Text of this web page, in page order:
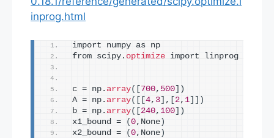
inprog.html
import numpy as np
from scipy. optimize import linprog
c = np. array([700, 500])
A = np. array([[4, 3] , [2, 1]])
b = np. array([240, 100])
x1_bound =
(0,None)
x2_bound =
(0,None)